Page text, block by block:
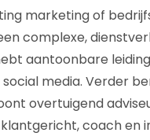
marketing of
complexe,
aantoonbare
media. Verder
overtuigend
coach en